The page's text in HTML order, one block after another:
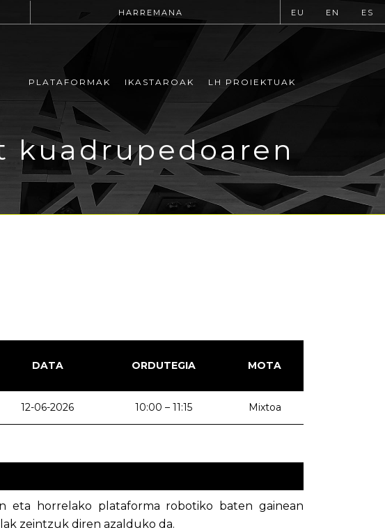
HARREMANA EU EN ES
PLATAFORMAK IKASTAROAK LH PROIEKTUAK
kuadrupedoaren
DATA ORDUTEGIA MOTA
12-06-2026 10:00 – 11:15 Mixtoa
eta horrelako plataforma robotiko baten gainean
zeintzuk diren azalduko da.